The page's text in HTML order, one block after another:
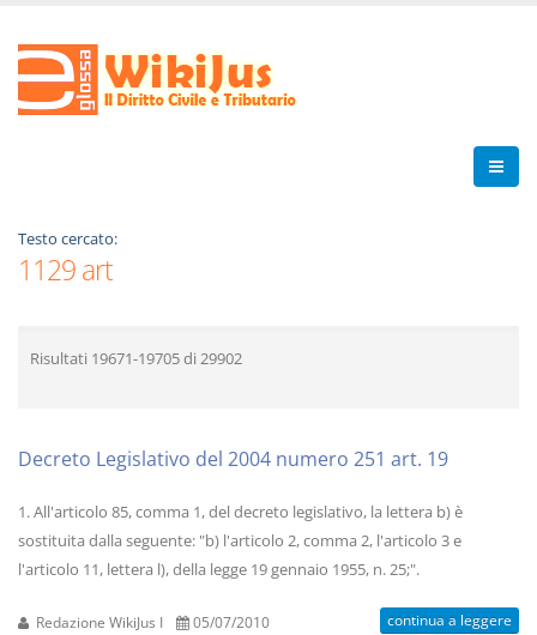
Testo cercato:
1129 art
Risultati 19671-19705di 29902
Decreto Legislativo del 2004 numero 251 art. 19
1. All'articolo 85, comma 1, del decreto legislativo, la lettera b) è
sostituita dalla seguente: "b) l'articolo 2, comma 2, l'articolo 3 e
l'articolo 11, lettera l), della legge 19 gennaio 1955, n. 25;".
Redazione WikiJus I 05/07/2010 continua a leggere